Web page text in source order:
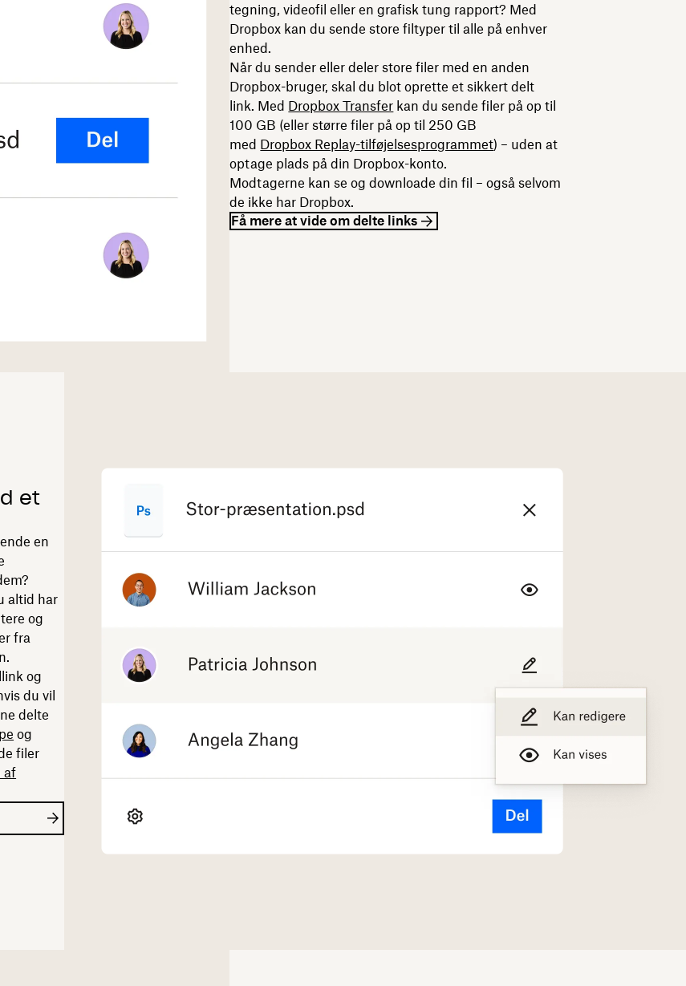
tegning, videofil eller en grafisk tung rapport? Med
Dropbox kan du sende store filtyper til alle på enhver
enhed.
Når du sender eller deler store filer med en anden
Dropbox-bruger, skal du blot oprette et sikkert delt
link. Med Dropbox Transfer kan du sende filer på op til
100 GB (eller større filer på op til 250 GB
med Dropbox Replay-tilføjelsesprogrammet) – uden at
optage plads på din Dropbox-konto.
Modtagerne kan se og downloade din fil – også selvom
de ikke har Dropbox.
Få mere at vide om delte links
et
en
altid har
og
fra
og
du vil
delte
og
filer
af